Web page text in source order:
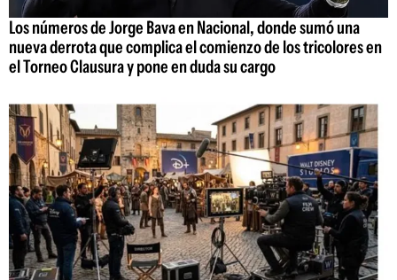
Los números de Jorge Bava en Nacional, donde sumó una
nueva derrota que complica el comienzo de los tricolores en
el Torneo Clausura y pone en duda su cargo